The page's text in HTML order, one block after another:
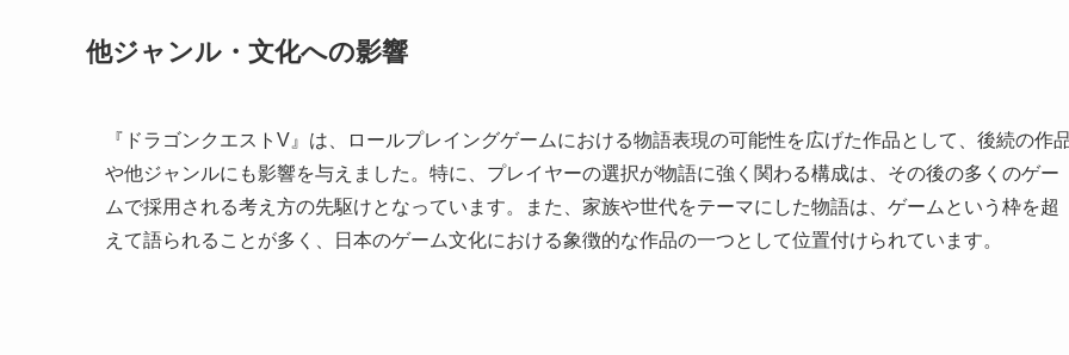
他ジャンル・文化への影響
『ドラゴンクエストV』は、ロールプレイングゲームにおける物語表現の可能性を広げた作品として、後続の作
や他ジャンルにも影響を与えました。特に、プレイヤーの選択が物語に強く関わる構成は、その後の多くのゲー
ムで採用される考え方の先駆けとなっています。また、家族や世代をテーマにした物語は、ゲームという枠を超
えて語られることが多く、日本のゲーム文化における象徴的な作品の一つとして位置付けられています。